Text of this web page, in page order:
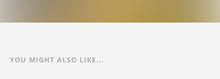
YOU MIGHT ALSO LIKE...